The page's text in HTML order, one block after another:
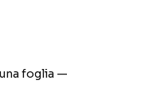
foglia —